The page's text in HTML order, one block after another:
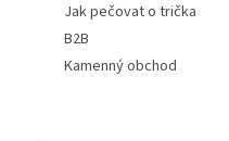
Jak pečovat o trička
B2B
Kamenný obchod